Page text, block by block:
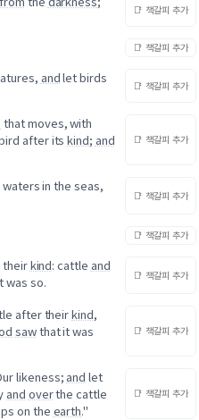
📑 책갈피 추가
📑 책갈피 추가
andlet birds
📑 책갈피 추가
that moves, with
after itskind; and
📑 책갈피 추가
in the seas,
📑 책갈피 추가
📑 책갈피 추가
theirkind: cattle and
was so. 📑 책갈피 추가
after theirkind,
sawthat it was
📑 책갈피 추가
likeness; and let
and overthe cattle
on the earth."
📑 책갈피 추가